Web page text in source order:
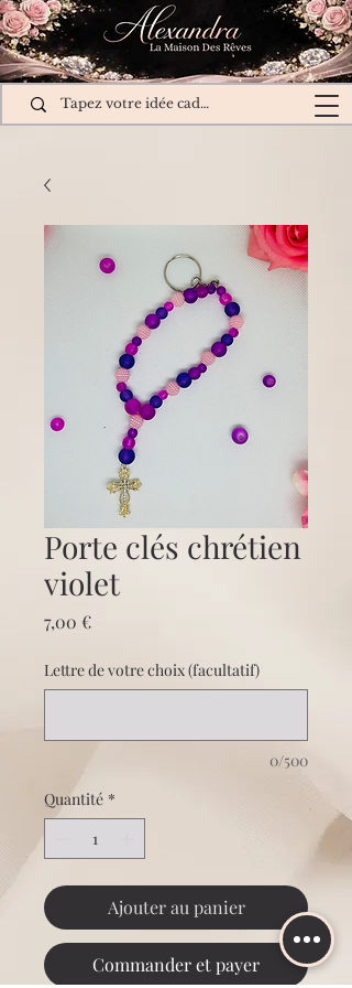
Porte clés chrétien
violet
7,00 €Prix
Lettre de votre choix (facultatif)
0/500
Quantité *
Ajouter au panier
Commander et payer